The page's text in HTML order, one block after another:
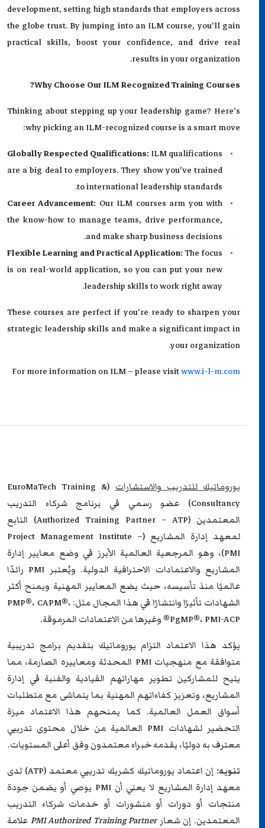
development, setting high standards that employers across
the globe trust. By jumping into an ILM course, you'll gain
practical skills, boost your confidence, and drive real
results in your organization.
Why Choose Our ILM Recognized Training Courses?
Thinking about stepping up your leadership game? Here's
why picking an ILM-recognized course is a smart move:
Globally Respected Qualifications:ILM qualifications
are a big deal to employers. They show you've trained
to international leadership standards.
Career Advancement:Our ILM courses arm you with
the know-how to manage teams, drive performance,
and make sharp business decisions.
Flexible Learning and Practical Application:The focus
is on real-world application, so you can put your new
leadership skills to work right away.
These courses are perfect if you're ready to sharpen your
strategic leadership skills and make a significant impact in
your organization.
For more information on ILM – please visitwww.i-l-m.com
يوروماتيك للتدريب والاستشارات
(EuroMaTech Training &
Consultancy) عضو رسمي في برنامج شركاء التدريب
المعتمدين (Authorized Training Partner – ATP) التابع
لمعهد إدارة المشاريع (Project Management Institute –
PMI)، وهو المرجعية العالمية الأبرز في وضع معايير إدارة
المشاريع والاعتمادات الاحترافية الدولية. ويُعتبر PMI رائدًا
عالميًا منذ تأسيسه، حيث يضع المعايير المهنية ويمنح أكثر
الشهادات تأثيرًا وانتشارًا في هذا المجال مثل: PMP®، CAPM®،
PgMP®، PMI-ACP® وغيرها من الاعتمادات المرموقة.
يؤكد هذا الاعتماد التزام يوروماتيك بتقديم برامج تدريبية
متوافقة مع منهجيات PMI المحدثة ومعاييره الصارمة، مما
يتيح للمشاركين تطوير مهاراتهم القيادية والفنية في إدارة
المشاريع، وتعزيز كفاءاتهم المهنية بما يتماشى مع متطلبات
أسواق العمل العالمية. كما يمنحهم هذا الاعتماد ميزة
التحضير لشهادات PMI العالمية من خلال محتوى تدريبي
معترف به دوليًا، يقدمه خبراء معتمدون وفق أعلى المستويات.
تنويه:
إن اعتماد يوروماتيك كشريك تدريبي معتمد (ATP) لدى
معهد إدارة المشاريع لا يعني أن PMI يوصي أو يضمن جودة
منتجات أو دورات أو منشورات أو خدمات شركاء التدريب
المعتمدين. إن شعارPMI Authorized Training Partnerعلامة